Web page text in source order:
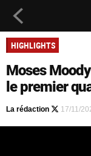
HIGHLIGHTS
Moses
le premier
La rédaction 17/11/